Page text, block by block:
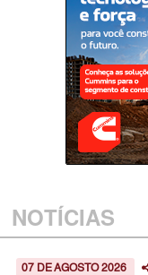
NOTÍCIAS
07 DE AGOSTO 2026